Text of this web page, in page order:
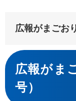
広報がまごお
本
文
広報がま
号）